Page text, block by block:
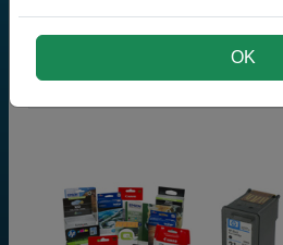
Brother PJ-763MFi
OK